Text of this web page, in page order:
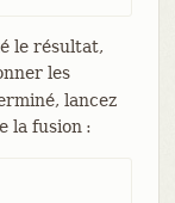
le résultat,
les
lancez
la fusion :